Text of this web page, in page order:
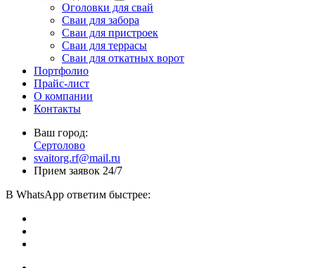
Оголовки для свай
Сваи для забора
Сваи для пристроек
Сваи для террасы
Сваи для откатных ворот
Портфолио
Прайс-лист
О компании
Контакты
Ваш город:
Сертолово
svaitorg.rf@mail.ru
Прием заявок 24/7
В WhatsApp ответим быстрее: